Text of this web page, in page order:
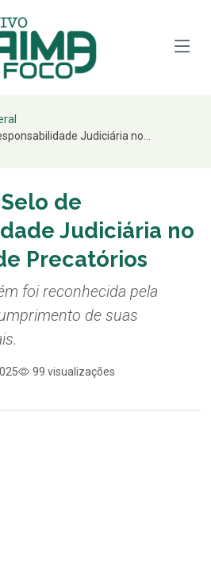
Judiciária no...
de
Judiciária no
Precatórios
foi reconhecida pela
de suas
99 visualizações